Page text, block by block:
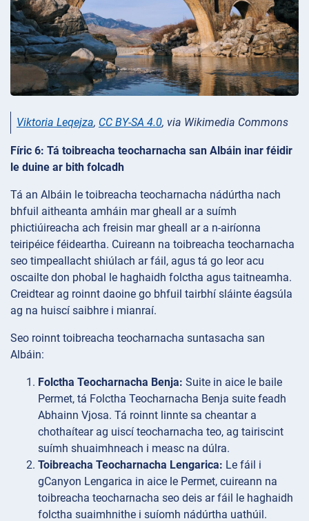
Viktoria Leqejza, CC BY-SA 4.0, via Wikimedia Commons
Fíric 6: Tá toibreacha teocharnacha san Albáin inar féidir
le duine ar bith folcadh
Tá an Albáin le toibreacha teocharnacha nádúrtha nach
bhfuil aitheanta amháin mar gheall ar a suímh
phictiúireacha ach freisin mar gheall ar a n-airíonna
teiripéice féideartha. Cuireann na toibreacha teocharnacha
seo timpeallacht shiúlach ar fáil, agus tá go leor acu
oscailte don phobal le haghaidh folctha agus taitneamha.
Creidtear ag roinnt daoine go bhfuil tairbhí sláinte éagsúla
ag na huiscí saibhre i mianraí.
Seo roinnt toibreacha teocharnacha suntasacha san
Albáin:
Folctha Teocharnacha Benja: Suite in aice le baile
Permet, tá Folctha Teocharnacha Benja suite feadh
Abhainn Vjosa. Tá roinnt linnte sa cheantar a
chothaítear ag uiscí teocharnacha teo, ag tairiscint
suímh shuaimhneach i measc na dúlra.
Toibreacha Teocharnacha Lengarica: Le fáil i
gCanyon Lengarica in aice le Permet, cuireann na
toibreacha teocharnacha seo deis ar fáil le haghaidh
folctha suaimhnithe i suíomh nádúrtha uathúil.